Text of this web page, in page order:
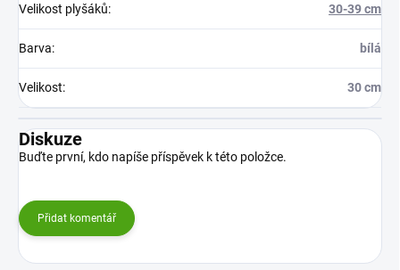
Velikost plyšáků: 30-39 cm
Barva: bílá
Velikost: 30 cm
Diskuze
Buďte první, kdo napíše příspěvek k této položce.
Přidat komentář